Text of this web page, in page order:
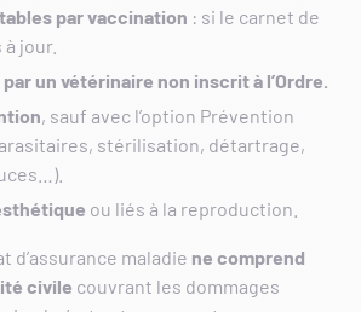
par vaccination : si le carnet de
à jour.
un vétérinaire non inscrit à l’Ordre.
, sauf avec l’option Prévention
stérilisation, détartrage,
ou liés à la reproduction.
d’assurance maladie ne comprend
civile couvrant les dommages